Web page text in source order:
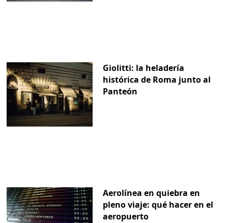
Giolitti: la heladería
histórica de Roma junto al
Panteón
Aerolínea en quiebra en
pleno viaje: qué hacer en el
aeropuerto